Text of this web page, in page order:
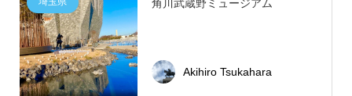
角川武蔵野ミュージアム
Akihiro Tsukahara